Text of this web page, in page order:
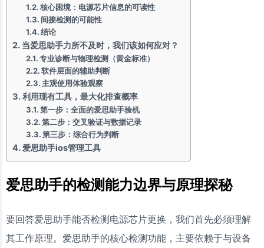
核心困境：电源芯片信息的可读性
间接检测的可能性
结论
当爱思助手力所不及时，我们该如何应对？
专业诊断与物理检测（黄金标准）
软件层面的辅助判断
主观使用体验观察
利用现有工具，最大化排查概率
第一步：全面的爱思助手验机
第二步：交叉验证与数据记录
第三步：综合行为判断
爱思助手ios管理工具
爱思助手的检测能力边界与原理探秘
要回答爱思助手能否检测电源芯片更换，我们首先必须理解
其工作原理。爱思助手的核心检测功能，主要依赖于与设备